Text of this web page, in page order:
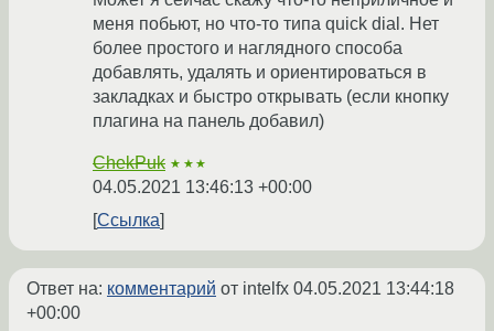
меня побьют, но что-то типа quick dial. Нет
более простого и наглядного способа
добавлять, удалять и ориентироваться в
закладках и быстро открывать (если кнопку
плагина на панель добавил)
ChekPuk ★★★
04.05.2021 13:46:13 +00:00
Ссылка
Ответ на: комментарий от intelfx 04.05.2021 13:44:18
+00:00